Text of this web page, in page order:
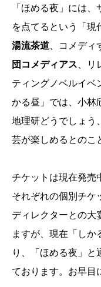
「ほめる夜」には
を点てるという「現
湯流茶道、コメディ
団コメディアス、リ
ティングノベルイベ
かる昼」では、小林
地理研どうでしょう
芸が楽しめるとのこ
チケットは現在発売
それぞれの個別チケ
ディレクターとの大
ますが、現在「し
り、「ほめる夜」
ております。お早目